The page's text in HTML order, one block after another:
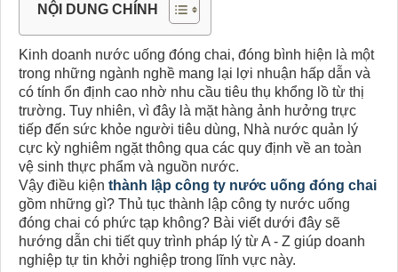
NỘI DUNG CHÍNH
Kinh doanh nước uống đóng chai, đóng bình hiện là một
trong những ngành nghề mang lại lợi nhuận hấp dẫn và
có tính ổn định cao nhờ nhu cầu tiêu thụ khổng lồ từ thị
trường. Tuy nhiên, vì đây là mặt hàng ảnh hưởng trực
tiếp đến sức khỏe người tiêu dùng, Nhà nước quản lý
cực kỳ nghiêm ngặt thông qua các quy định về an toàn
vệ sinh thực phẩm và nguồn nước.
Vậy điều kiện thành lập công ty nước uống đóng chai
gồm những gì? Thủ tục thành lập công ty nước uống
đóng chai có phức tạp không? Bài viết dưới đây sẽ
hướng dẫn chi tiết quy trình pháp lý từ A - Z giúp doanh
nghiệp tự tin khởi nghiệp trong lĩnh vực này.